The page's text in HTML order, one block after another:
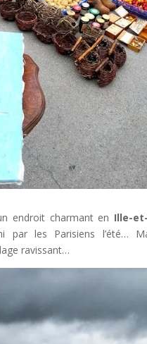
endroit charmant en Ille-
par les Parisiens l’été…
ravissant…